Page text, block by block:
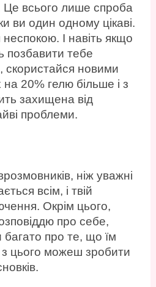
Це всього лише спроба
ви один одному цікаві.
І навіть якщо
позбавити тебе
скористайся новими
20% гелю більше і з
захищена від
проблеми.
ніж уважні
всім, і твій
Окрім цього,
про себе,
багато про те, що їм
цього можеш зробити